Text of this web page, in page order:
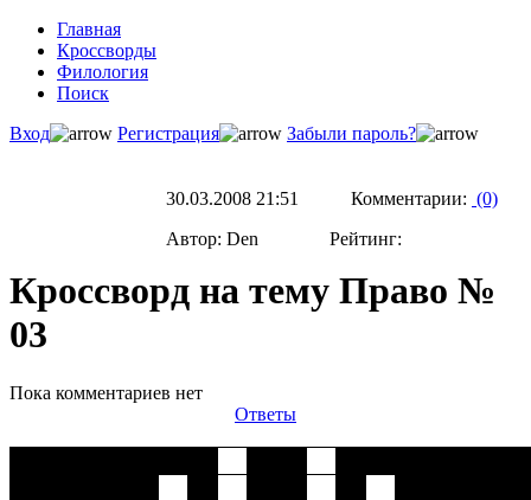
Главная
Кроссворды
Филология
Поиск
Вход
Регистрация Забыли пароль?
30.03.2008 21:51 Комментарии: (0)
Автор: Den Рейтинг:
Кроссворд на тему Право №
03
Пока комментариев нет
Ответы